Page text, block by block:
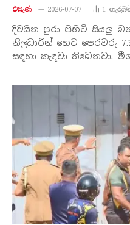
එසැණ 2026-07-07 1
දිවයින පුරා පිහිටි සියලු
නිලධාරීන් හෙට පෙරවරු
සඳහා කැඳවා තිබෙනවා.